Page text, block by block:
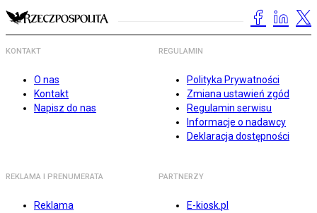
KONTAKT
O nas
Kontakt
Napisz do nas
REGULAMIN
Polityka Prywatności
Zmiana ustawień zgód
Regulamin serwisu
Informacje o nadawcy
Deklaracja dostępności
REKLAMA I PRENUMERATA
Reklama
PARTNERZY
E-kiosk.pl